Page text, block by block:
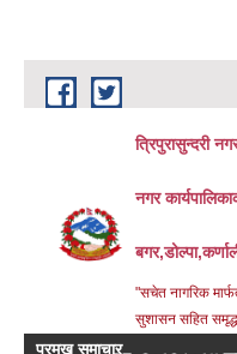
Skip to main content
त्रिपुरासुन्दरी
नगर
"सचेत नागरिक
सुशासन सहित
प्रमुख समाचार